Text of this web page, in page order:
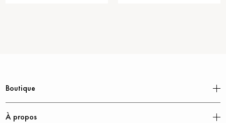
Boutique
À propos